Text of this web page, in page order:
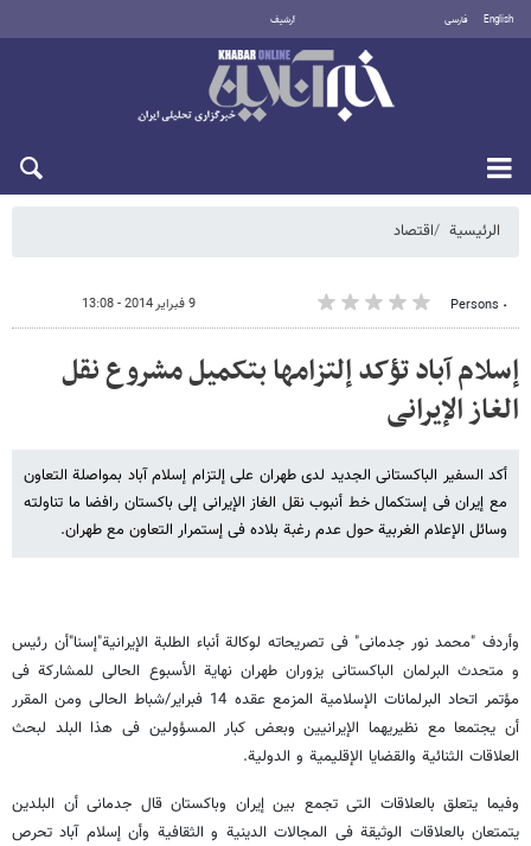
English فارسی أرشيف
الرئيسية اقتصاد
٠ Persons 9 فبراير 2014 - 13:08
إسلام آباد تؤکد إلتزامها بتکمیل مشروع نقل
الغاز الإیرانی
أکد السفیر الباکستانی الجدید لدی طهران علی إلتزام إسلام آباد بمواصلة التعاون
مع إیران فی إستکمال خط أنبوب نقل الغاز الإیرانی إلی باکستان رافضا ما تناولته
وسائل الإعلام الغربیة حول عدم رغبة بلاده فی إستمرار التعاون مع طهران.
وأردف "محمد نور جدمانی" فی تصریحاته لوکالة أنباء الطلبة الإیرانیة"إسنا"أن رئیس
و متحدث البرلمان الباکستانی یزوران طهران نهایة الأسبوع الحالی للمشارکة فی
مؤتمر اتحاد البرلمانات الإسلامیة المزمع عقده 14 فبرایر/شباط الحالی ومن المقرر
أن یجتمعا مع نظیریهما الإیرانیین وبعض کبار المسؤولین فی هذا البلد لبحث
العلاقات الثنائیة والقضایا الإقلیمیة و الدولیة.
وفیما یتعلق بالعلاقات التی تجمع بین إیران وباکستان قال جدمانی أن البلدین
یتمتعان بالعلاقات الوثیقة فی المجالات الدینیة و الثقافیة وأن إسلام آباد تحرص